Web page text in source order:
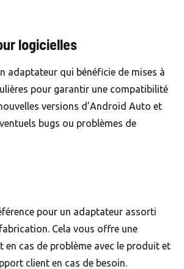
logicielles
adaptateur qui bénéficie de mises à
pour garantir une compatibilité
versions d’Android Auto et
bugs ou problèmes de
pour un adaptateur assorti
Cela vous offre une
en cas de problème avec le produit et
client en cas de besoin.